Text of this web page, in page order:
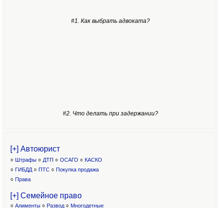
#1. Как выбрать адвоката?
#2. Что делать при задержании?
[+] Автоюрист
○ Штрафы ○ ДТП ○ ОСАГО ○ КАСКО
○ ГИБДД ○ ПТС ○ Покупка продажа
○ Права
[+] Семейное право
○ Алименты ○ Развод ○ Многодетные